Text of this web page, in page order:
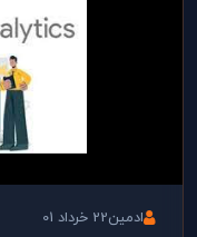
ادمین22 خرداد 01